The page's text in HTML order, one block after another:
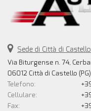
Sede di Città di Castello
Via Biturgense n. 74,
06012 Città di Castello (PG)
Telefono:
Cellulare:
Fax: